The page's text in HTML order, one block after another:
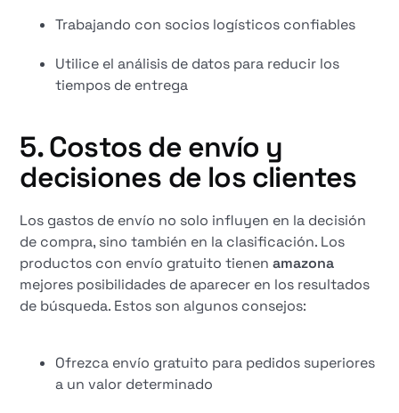
Trabajando con socios logísticos confiables
Utilice el análisis de datos para reducir los
tiempos de entrega
5. Costos de envío y
decisiones de los clientes
Los gastos de envío no solo influyen en la decisión
de compra, sino también en la clasificación. Los
productos con envío gratuito tienenamazona
mejores posibilidades de aparecer en los resultados
de búsqueda. Estos son algunos consejos:
Ofrezca envío gratuito para pedidos superiores
a un valor determinado